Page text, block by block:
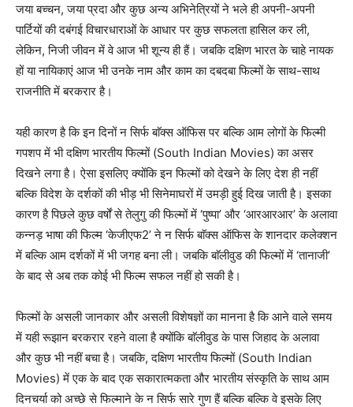
जया बच्चन, जया प्रदा और कुछ अन्य अभिनेत्रियों ने भले ही अपनी-अपनी
पार्टियों की दबंगई विचारधाराओं के आधार पर कुछ सफलता हासिल कर ली,
लेकिन, निजी जीवन में वे आज भी शून्य ही हैं। जबकि दक्षिण भारत के चाहे नायक
हों या नायिकाएं आज भी उनके नाम और काम का दबदबा फिल्मों के साथ-साथ
राजनीति में बरकरार है।
यही कारण है कि इन दिनों न सिर्फ बाॅक्स ऑफिस पर बल्कि आम लोगों के फिल्मी
गपशप में भी दक्षिण भारतीय फिल्मों (South Indian Movies) का असर
दिखने लगा है। ऐसा इसलिए क्योंकि इन फिल्मों को देखने के लिए देश ही नहीं
बल्कि विदेश के दर्शकों की भीड़ भी सिनेमाघरों में उमड़ी हुई दिख जाती है। इसका
कारण है पिछले कुछ वर्षों से तेलुगु की फिल्मों में ‘पुष्पा’ और ‘आरआरआर’ के अलावा
कन्नड़ भाषा की फिल्म ‘केजीएफ2’ ने न सिर्फ बाॅक्स ऑफिस के शानदार कलेक्शन
में बल्कि आम दर्शकों में भी जगह बना ली। जबकि बाॅलीवुड की फिल्मों में ‘तानाजी’
के बाद से अब तक कोई भी फिल्म सफल नहीं हो सकी है।
फिल्मों के असली जानकार और असली विशेषज्ञों का मानना है कि आने वाले समय
में यही रूझान बरकरार रहने वाला है क्योंकि बाॅलीवुड के पास जिहाद के अलावा
और कुछ भी नहीं बचा है। जबकि, दक्षिण भारतीय फिल्मों (South Indian
Movies) में एक के बाद एक सकारात्मकता और भारतीय संस्कृति के साथ आम
दिनचर्या को अच्छे से फिल्माने के न सिर्फ सारे गुण हैं बल्कि बल्कि वे इसके लिए